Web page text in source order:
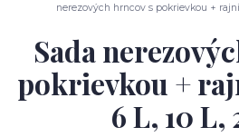
nerezových hrncov s pokrievkou +
Sada
pokrievkou +
6 L, 10 L,